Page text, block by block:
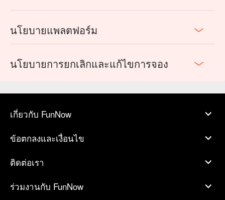
นโยบายแพลตฟอร์ม
นโยบายการยกเลิกและแก้ไขการจอง
เกี่ยวกับ FunNow
ข้อตกลงและเงื่อนไข
ติดต่อเรา
ร่วมงานกับ FunNow